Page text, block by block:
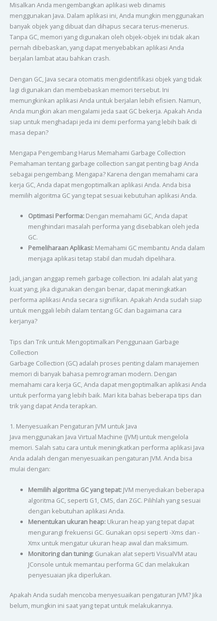
Misalkan Anda mengembangkan aplikasi web dinamis
menggunakan Java. Dalam aplikasi ini, Anda mungkin menggunakan
banyak objek yang dibuat dan dihapus secara terus-menerus.
Tanpa GC, memori yang digunakan oleh objek-objek ini tidak akan
pernah dibebaskan, yang dapat menyebabkan aplikasi Anda
berjalan lambat atau bahkan crash.
Dengan GC, Java secara otomatis mengidentifikasi objek yang tidak
lagi digunakan dan membebaskan memori tersebut. Ini
memungkinkan aplikasi Anda untuk berjalan lebih efisien. Namun,
Anda mungkin akan mengalami jeda saat GC bekerja. Apakah Anda
siap untuk menghadapi jeda ini demi performa yang lebih baik di
masa depan?
Mengapa Pengembang Harus Memahami Garbage Collection
Pemahaman tentang garbage collection sangat penting bagi Anda
sebagai pengembang. Mengapa? Karena dengan memahami cara
kerja GC, Anda dapat mengoptimalkan aplikasi Anda. Anda bisa
memilih algoritma GC yang tepat sesuai kebutuhan aplikasi Anda.
Optimasi Performa:Dengan memahami GC, Anda dapat
menghindari masalah performa yang disebabkan oleh jeda
GC.
Pemeliharaan Aplikasi:Memahami GC membantu Anda dalam
menjaga aplikasi tetap stabil dan mudah dipelihara.
Jadi, jangan anggap remeh garbage collection. Ini adalah alat yang
kuat yang, jika digunakan dengan benar, dapat meningkatkan
performa aplikasi Anda secara signifikan. Apakah Anda sudah siap
untuk menggali lebih dalam tentang GC dan bagaimana cara
kerjanya?
Tips dan Trik untuk Mengoptimalkan Penggunaan Garbage
Collection
Garbage Collection (GC) adalah proses penting dalam manajemen
memori di banyak bahasa pemrograman modern. Dengan
memahami cara kerja GC, Anda dapat mengoptimalkan aplikasi Anda
untuk performa yang lebih baik. Mari kita bahas beberapa tips dan
trik yang dapat Anda terapkan.
1. Menyesuaikan Pengaturan JVM untuk Java
Java menggunakan Java Virtual Machine (JVM) untuk mengelola
memori. Salah satu cara untuk meningkatkan performa aplikasi Java
Anda adalah dengan menyesuaikan pengaturan JVM. Anda bisa
mulai dengan:
Memilih algoritma GC yang tepat:JVM menyediakan beberapa
algoritma GC, seperti G1, CMS, dan ZGC. Pilihlah yang sesuai
dengan kebutuhan aplikasi Anda.
Menentukan ukuran heap:Ukuran heap yang tepat dapat
mengurangi frekuensi GC. Gunakan opsi seperti -Xms dan -
Xmx untuk mengatur ukuran heap awal dan maksimum.
Monitoring dan tuning:Gunakan alat seperti VisualVM atau
JConsole untuk memantau performa GC dan melakukan
penyesuaian jika diperlukan.
Apakah Anda sudah mencoba menyesuaikan pengaturan JVM? Jika
belum, mungkin ini saat yang tepat untuk melakukannya.